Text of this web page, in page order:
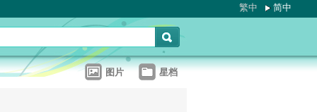
繁中 简中
图片 星档